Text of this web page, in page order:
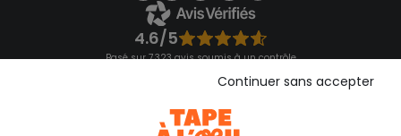
4.6/5
Basé sur 7 323 avis soumis à un contrôle
Consulter les CGUContinuer sans accepter